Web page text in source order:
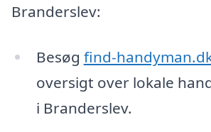
Branderslev:
Besøg find-
oversigt over lokale
i Branderslev.